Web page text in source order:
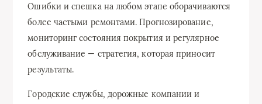
Ошибки и спешка на любом этапе оборачиваются
более частыми ремонтами. Прогнозирование,
мониторинг состояния покрытия и регулярное
обслуживание — стратегия, которая приносит
результаты.
Городские службы, дорожные компании и